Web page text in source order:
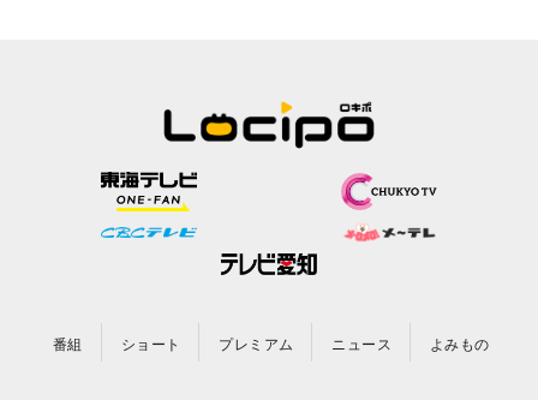
番組 ショート プレミアム ニュース よみもの